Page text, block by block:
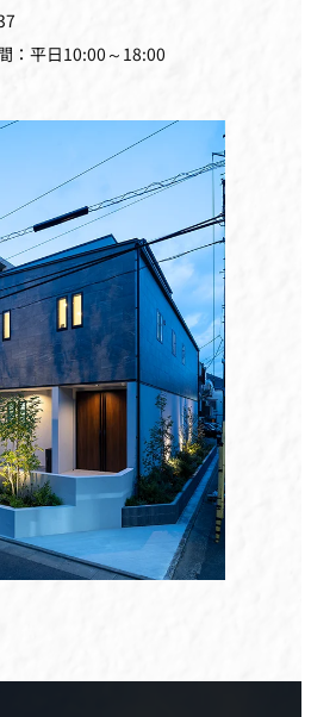
：平日10:00～18:00